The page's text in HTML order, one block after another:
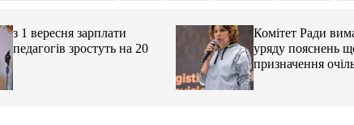
Комітет Ради вимагає від
уряду пояснень щодо
призначення очільниці